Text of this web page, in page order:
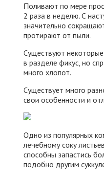
Поливают по мере
2 раза в неделю. С
значительно
протирают от пыли.
Существуют
в разделе фикус, но
много хлопот.
Существует много
свои особенности и
Одно из популярных
лечебному соку
способны запастись
подобно другим